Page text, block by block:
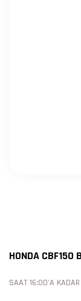
HONDA CBF150
SAAT 16:00'A